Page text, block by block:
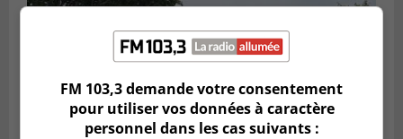
FM 103,3 demande votre consentement
pour utiliser vos données à caractère
personnel dans les cas suivants :